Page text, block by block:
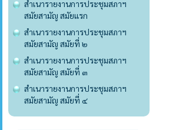
สำเนารายงานการประชุมสภาฯ
สมัยสามัญ สมัยแรก
สำเนารายงานการประชุมสภาฯ
สมัยสามัญ สมัยที่ ๒
สำเนารายงานการประชุมสภาฯ
สมัยสามัญ สมัยที่ ๓
สำเนารายงานการประชุมสภาฯ
สมัยสามัญ สมัยที่ ๔